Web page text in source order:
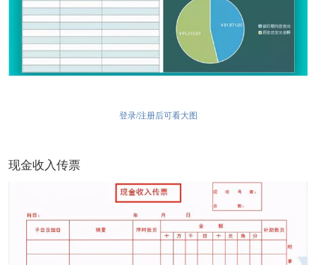
登录/注册后可看大图
现金收入传票